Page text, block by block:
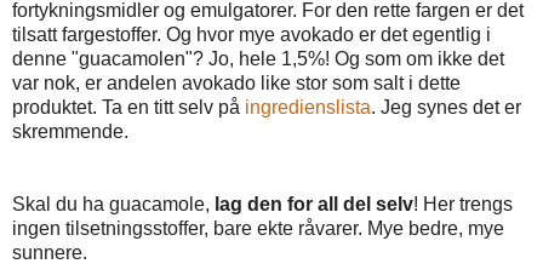
fortykningsmidler og emulgatorer. For den rette fargen er det
tilsatt fargestoffer. Og hvor mye avokado er det egentlig i
denne "guacamolen"? Jo, hele 1,5%! Og som om ikke det
var nok, er andelen avokado like stor som salt i dette
produktet. Ta en titt selv på ingredienslista. Jeg synes det er
skremmende.
Skal du ha guacamole, lag den for all del selv! Her trengs
ingen tilsetningsstoffer, bare ekte råvarer. Mye bedre, mye
sunnere.